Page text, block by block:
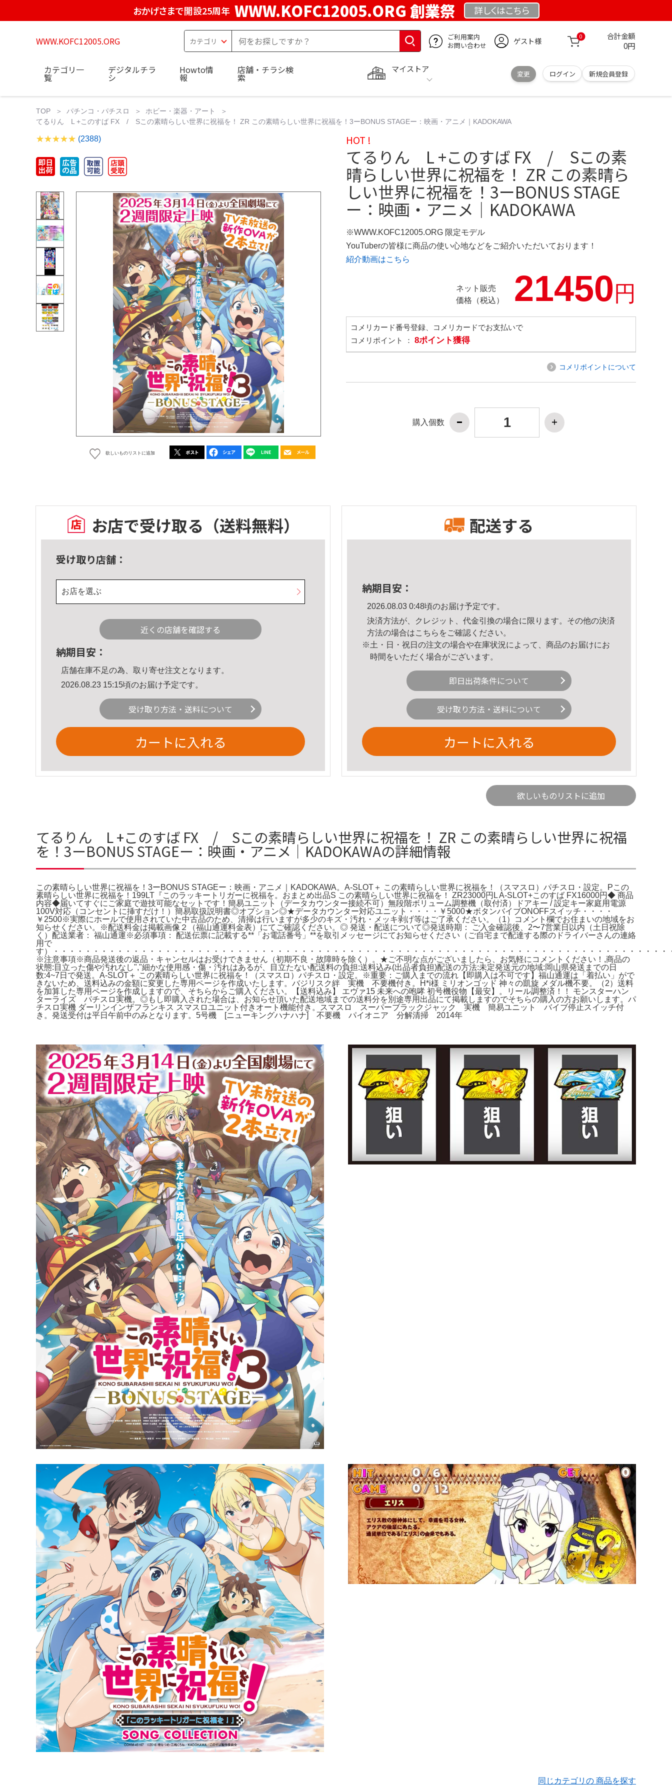
おかげさまで開設25周年 WWW.KOFC12005.ORG 創業祭 詳しくはこちら
WWW.KOFC12005.ORG
ご利用案内
お問い合わせ
ゲスト様 0 合計金額
0円
マイストア
変更 ログイン 新規会員登録
カテゴリ一
覧
デジタルチラ
シ
Howto情
報
店舗・チラシ検
索
TOP パチンコ・パチスロ
ホビー・楽器・アート
てるりん L +このすば FX / Sこの素晴らしい世界に祝福を！ ZR この素晴らしい世界に祝福を！3ーBONUS STAGEー：映画・アニメ｜KADOKAWA
(2388)
欲しいものリストに追加
HOT !
てるりん L +このすば FX / Sこの素
晴らしい世界に祝福を！ ZR この素晴ら
しい世界に祝福を！3ーBONUS STAGE
ー：映画・アニメ｜KADOKAWA
※WWW.KOFC12005.ORG 限定モデル
YouTuberの皆様に商品の使い心地などをご紹介いただいております！
紹介動画はこちら
ネット販売
価格（税込）
21450円
コメリカード番号登録、コメリカードでお支払いで
コメリポイント ： 8ポイント獲得
コメリポイントについて
購入個数
お店で受け取る （送料無料）
受け取り店舗：
お店を選ぶ
近くの店舗を確認する
納期目安：
店舗在庫不足の為、取り寄せ注文となります。
2026.08.23 15:15頃のお届け予定です。
受け取り方法・送料について
カートに入れる
配送する
納期目安：
2026.08.03 0:48頃のお届け予定です。
決済方法が、クレジット、代金引換の場合に限ります。その他の決済
方法の場合はこちら をご確認ください。
※土・日・祝日の注文の場合や在庫状況によって、商品のお届けにお
時間をいただく場合がございます。
即日出荷条件について
受け取り方法・送料について
カートに入れる
欲しいものリストに追加
てるりん L +このすば FX / Sこの素晴らしい世界に祝福を！ ZR この素晴らしい世界に祝福
を！3ーBONUS STAGEー：映画・アニメ｜KADOKAWAの詳細情報
この素晴らしい世界に祝福を！3ーBONUS STAGEー：映画・アニメ｜KADOKAWA。A-SLOT＋ この素晴らしい世界に祝福を！（スマスロ）パチスロ・設定。Pこの
素晴らしい世界に祝福を！199LT『このラッキートリガーに祝福を。おまとめ出品S この素晴らしい世界に祝福を！ ZR23000円L A-SLOT+このすば FX16000円◆ 商品
内容◆届いてすぐにご家庭で遊技可能なセットです！簡易ユニット（データカウンター接続不可）無段階ボリューム調整機（取付済）ドアキー / 設定キー家庭用電源
100V対応（コンセントに挿すだけ！）簡易取扱説明書◎オプション◎★データカウンター対応ユニット・・・・￥5000★ボタンバイブONOFFスイッチ・・・・
￥2500※実際にホールで使用されていた中古品のため、清掃は行いますが多少のキズ・汚れ・メッキ剥げ等はご了承ください。（1）コメント欄でお住まいの地域をお
知らせください。※配送料金は掲載画像２（福山通運料金表）にてご確認ください。◎ 発送・配送について◎発送時期： ご入金確認後、2〜7営業日以内（土日祝除
く）配送業者： 福山通運※必須事項： 配送伝票に記載する**「お電話番号」**を取引メッセージにてお知らせください（ご自宅まで配達する際のドライバーさんの連絡
用で
す）・・・・・・・・・・・・・・・・・・・・・・・・・・・・・・・・・・・・・・・・・・・・・・・・・・・・・・・・・・・・・・・・・・・・・・・・・・・・
※注意事項※商品発送後の返品・キャンセルはお受けできません（初期不良・故障時を除く）。★ご不明な点がございましたら、お気軽にコメントください！,商品の
状態: 目立った傷や汚れなし","細かな使用感・傷・汚れはあるが、目立たない配送料の負担:送料込み(出品者負担)配送の方法:未定発送元の地域:岡山県発送までの日
数:4~7日で発送。A-SLOT＋ この素晴らしい世界に祝福を！（スマスロ）パチスロ・設定。※重要：ご購入までの流れ【即購入は不可です】福山通運は「着払い」がで
きないため、送料込みの金額に変更した専用ページを作成いたします。バジリスク絆 実機 不要機付き。H*i様 ミリオンゴッド 神々の凱旋 メダル機不要。（2）送料
を加算した専用ページを作成しますので、そちらからご購入ください。【送料込み】 エヴァ15 未来への咆哮 初号機役物【最安】。リール調整済！！ モンスターハン
ターライズ パチスロ実機。◎もし即購入された場合は、お知らせ頂いた配送地域までの送料分を別途専用出品にて掲載しますのでそちらの購入の方お願いします。パ
チスロ実機 ダーリンインザフランキス スマスロユニット付きオート機能付き。スマスロ スーパーブラックジャック 実機 簡易ユニット バイブ停止スイッチ付
き。発送受付は平日午前中のみとなります。5号機 [ニューキングハナハナ] 不要機 パイオニア 分解清掃 2014年
同じカテゴリの 商品を探す